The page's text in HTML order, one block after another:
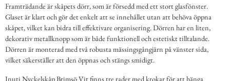
Framträdande är skåpets dörr, som är försedd med ett stort glasfönster.
Glaset är klart och gör det enkelt att se innehållet utan att behöva öppna
skåpet, vilket kan bidra till effektivare organisering. Dörren har en liten,
dekorativ metallknopp som är både funktionell och estetiskt tilltalande.
Dörren är monterad med två robusta mässingsgångjärn på vänster sida,
vilket säkerställer att den öppnas och stängs smidigt.
Inuti Nyckelskåp Brimsö Vit finns tre rader med krokar för att hänga